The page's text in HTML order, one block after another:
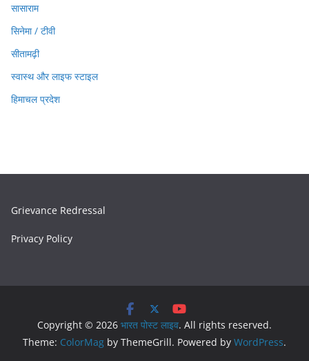
सासाराम
सिनेमा / टीवी
सीतामढ़ी
स्वास्थ और लाइफ स्टाइल
हिमाचल प्रदेश
Grievance Redressal
Privacy Policy
Copyright © 2026 भारत पोस्ट लाइव. All rights reserved.
Theme: ColorMag by ThemeGrill. Powered by WordPress.